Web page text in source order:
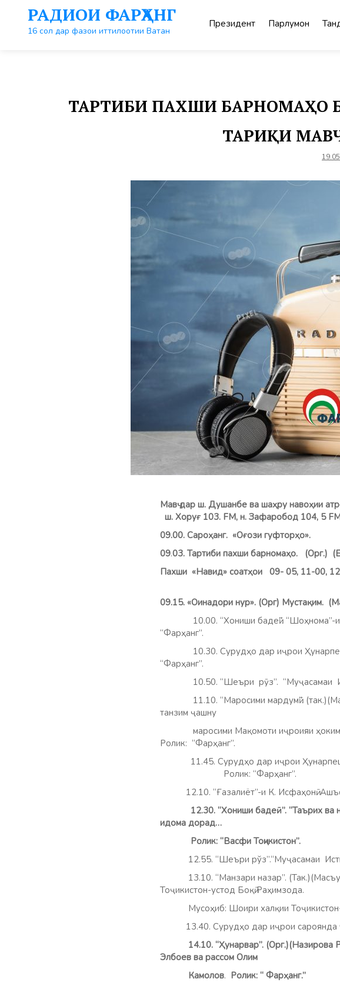
контенту
РАДИОИ ФАРҲАНГ
16 сол дар фазои иттилоотии Ватан
Президент Парлумон
ТАРТИБИ ПАХШИ БАРНОМАҲО
ТАРИҚИ
Мавҷ дар ш. Душанбе ва шаҳру навоҳии
ш. Хоруғ 103. FM, н. Зафаробод 104, 5
09.00. Сароҳанг. «Оғози
09.03. Тартиби пахши барномаҳо. (Орг.)
Пахши «Навид» соатҳои 09- 05, 11-00,
09.15. «Оинадори нур». (Орг) Мустақим.
10.00. “Хониши бадеӣ”. “Шоҳнома”-
10.30. Сурудҳо дар иҷрои
“Фарҳанг”.
10.50. “Шеъри рӯз”. “Муҷасамаи
11.10. “Маросими мардумӣ”.
танзим ҷашну
маросими Мақомоти иҷроияи
Ролик: “Фарҳанг”.
11.45. Сурудҳо дар иҷрои
Ролик: “Фарҳанг”.
12.10. “Ғазалиёт”-и К. Исфаҳонӣ.
12.30. “Хониши бадеӣ”. “Таърих
идома дорад…
Ролик: “Васфи Тоҷикистон”.
12.55. “Шеъри рўз”.“Муҷасамаи
13.10. “Манзари назар”.
Тоҷикистон-устод Боқӣ Раҳимзода.
Мусоҳиб: Шоири халқии Тоҷикистон-
13.40. Сурудҳо дар иҷрои
14.10. “Ҳунарвар”.
Элбоев ва рассом Олим
Камолов. Ролик: “ Фарҳанг.”